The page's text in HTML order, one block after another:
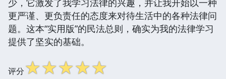
更严谨、更负责任的态度来对待生活中的各种法律问
题。这本“实用版”的民法总则，确实为我的法律学习
提供了坚实的基础。
评分☆☆☆☆☆